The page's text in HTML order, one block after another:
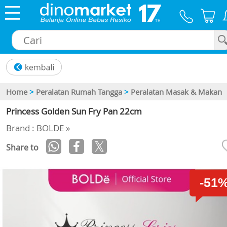
Home > Peralatan Rumah Tangga > Peralatan Masak & Makan
Princess Golden Sun Fry Pan 22cm
Brand : BOLDE »
Share to
-